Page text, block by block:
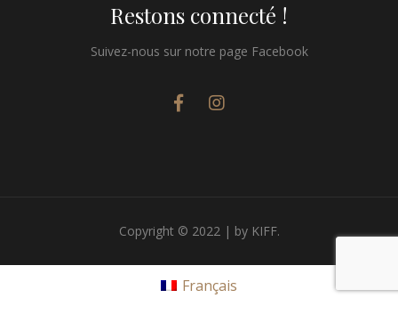
Restons connecté !
Suivez-nous sur notre page Facebook
Copyright © 2022 | by KIFF.
Français